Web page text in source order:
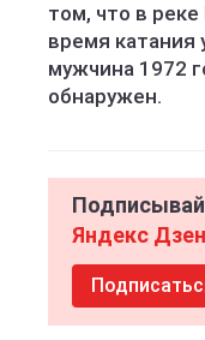
том, что в
время катания
мужчина 1972
обнаружен.
Яндекс Дзен